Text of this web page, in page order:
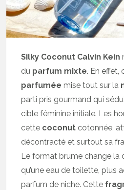
Silky Coconut Calvin Kein
du parfum mixte. En effet,
parfumée mise tout sur la
parti pris gourmand qui
cible féminine initiale. Les
cette coconut cotonnée,
décontracté et surtout sa
Le format brume change la
qu’une eau de toilette, plus
parfum de niche. Cette